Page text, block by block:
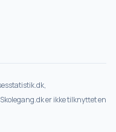
er ikke tilknyttet en